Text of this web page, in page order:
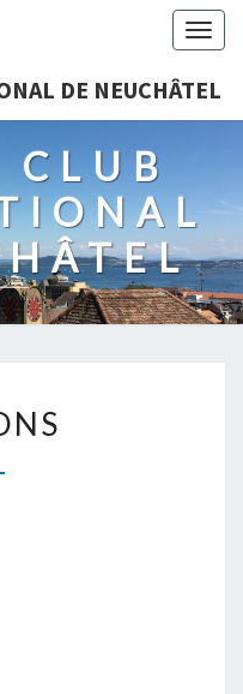
DE NEUCHÂTEL
CLUB